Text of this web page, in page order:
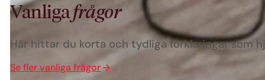
Vanligafrågor
Här hittar du korta och tydliga förklaringar som
Se fler vanliga frågor